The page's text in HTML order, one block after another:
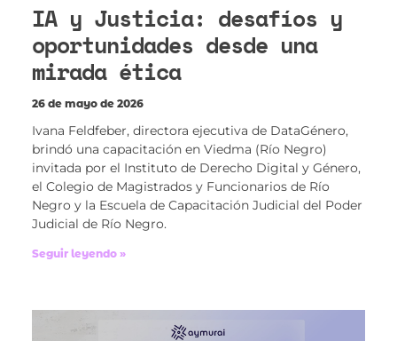
IA y Justicia: desafíos y
oportunidades desde una
mirada ética
26 de mayo de 2026
Ivana Feldfeber, directora ejecutiva de DataGénero,
brindó una capacitación en Viedma (Río Negro)
invitada por el Instituto de Derecho Digital y Género,
el Colegio de Magistrados y Funcionarios de Río
Negro y la Escuela de Capacitación Judicial del Poder
Judicial de Río Negro.
Seguir leyendo »